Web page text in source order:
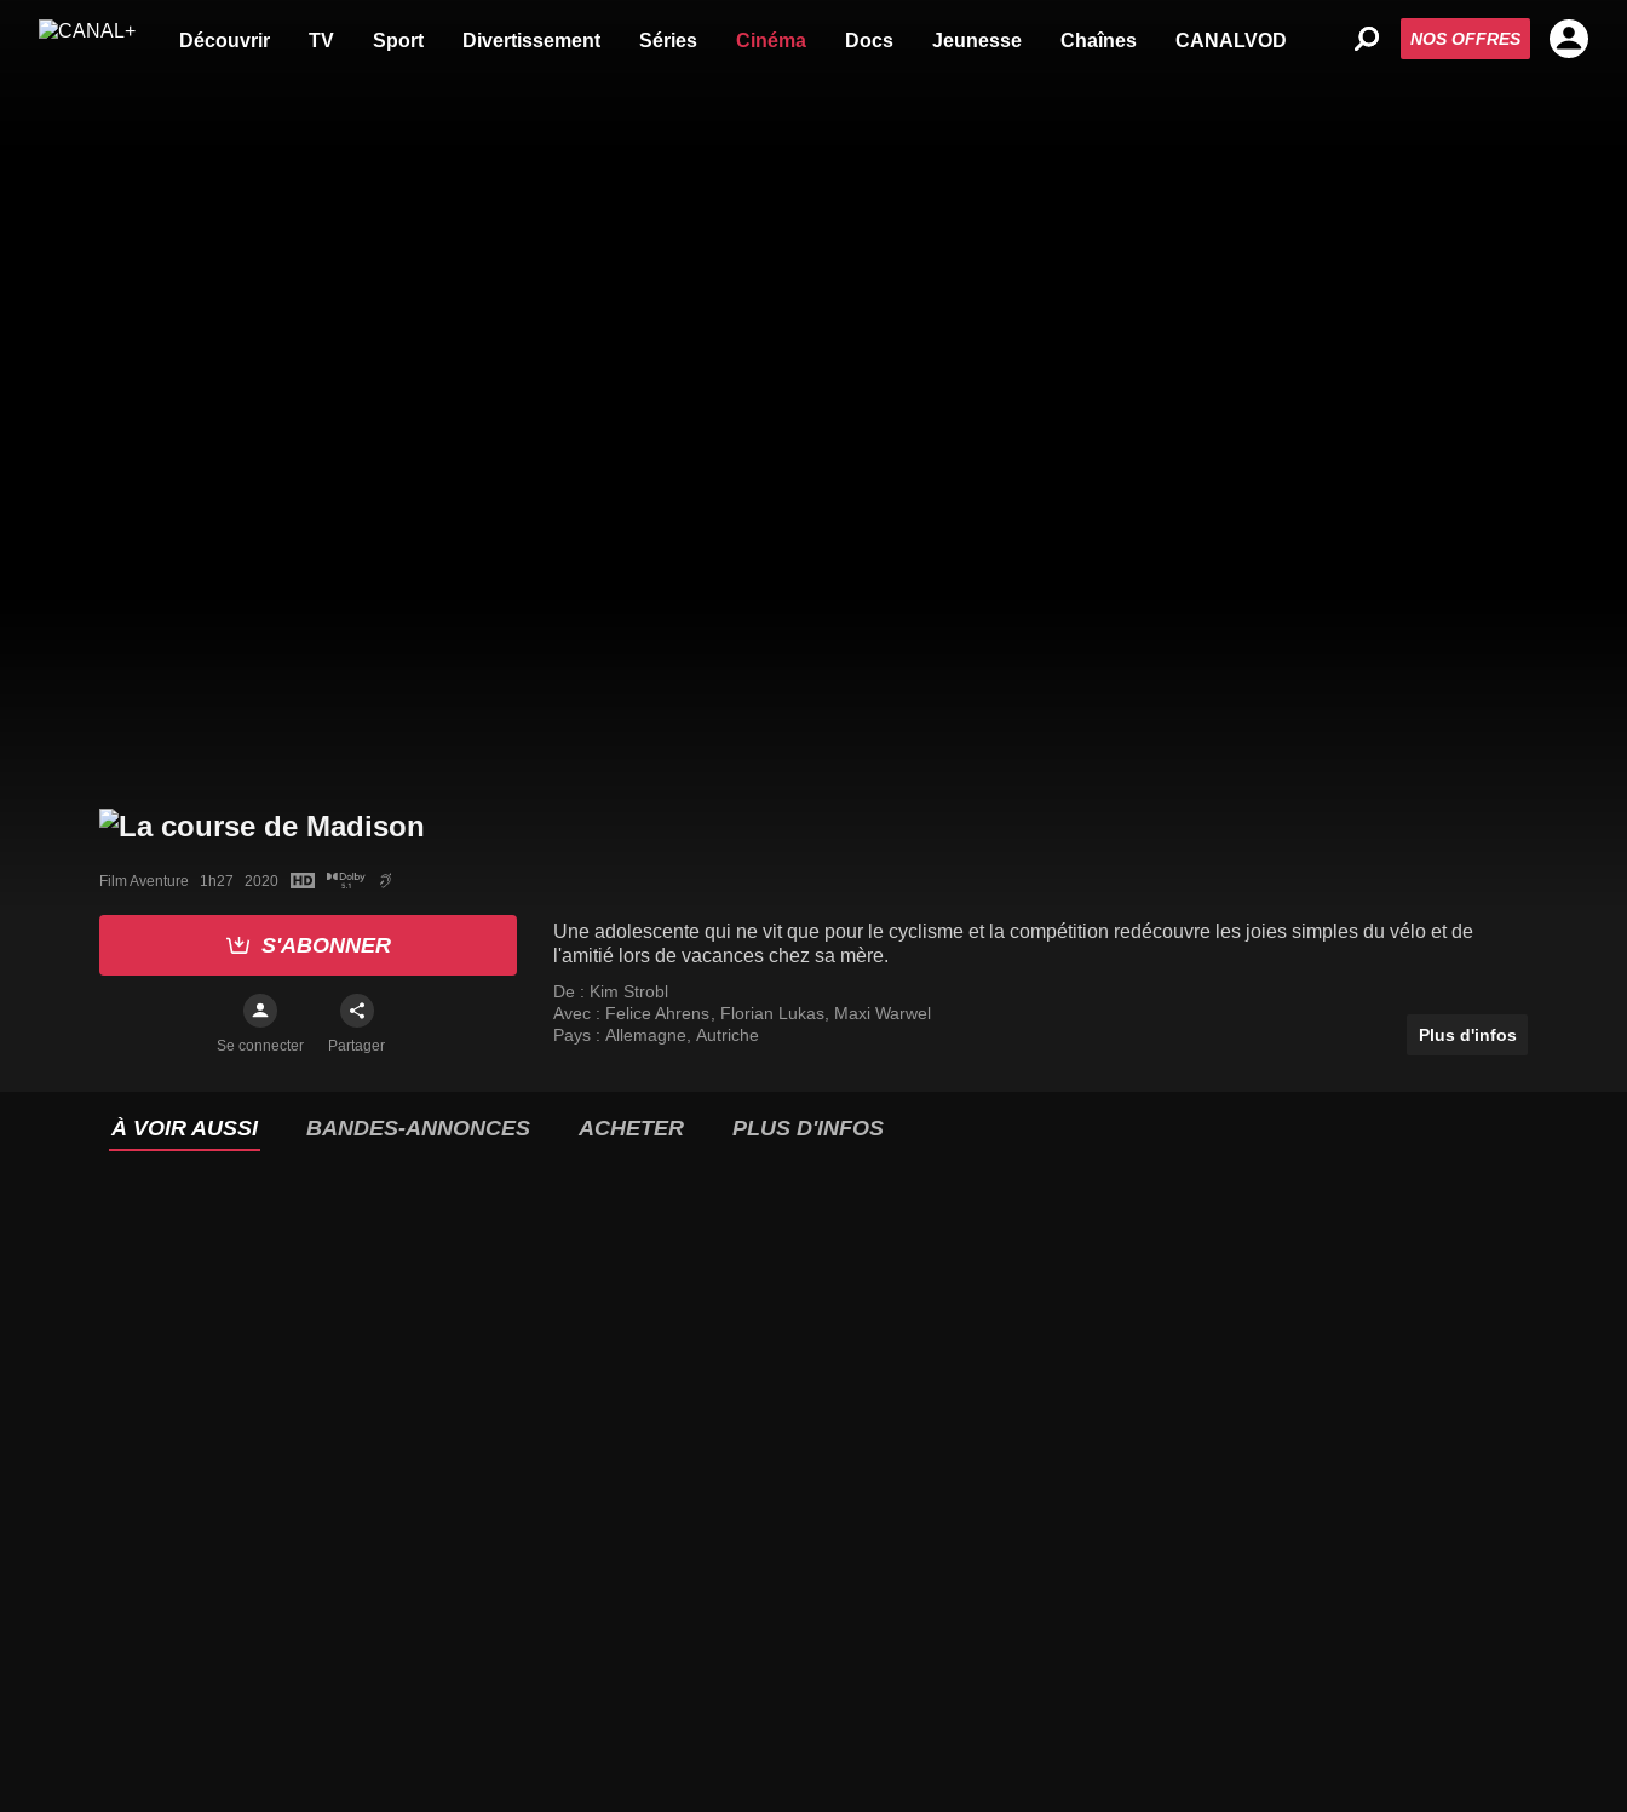
Découvrir TV Sport Divertissement Séries Cinéma Docs Jeunesse Chaînes CANALVOD NOS OFFRES
Film Aventure   1h27   2020
S'ABONNER
Se connecter Partager
Une adolescente qui ne vit que pour le cyclisme et la compétition redécouvre les joies simples du vélo et de
l'amitié lors de vacances chez sa mère.
De : Kim Strobl
Avec : Felice Ahrens Florian Lukas Maxi Warwel
Pays : Allemagne Autriche Plus d'infos
À VOIR AUSSI BANDES-ANNONCES ACHETER PLUS D'INFOS